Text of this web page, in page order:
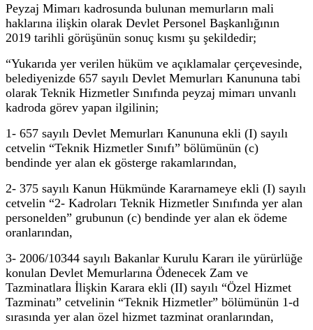
Peyzaj Mimarı kadrosunda bulunan memurların mali
haklarına ilişkin olarak Devlet Personel Başkanlığının
2019 tarihli görüşünün sonuç kısmı şu şekildedir;
“Yukarıda yer verilen hüküm ve açıklamalar çerçevesinde,
belediyenizde 657 sayılı Devlet Memurları Kanununa tabi
olarak Teknik Hizmetler Sınıfında peyzaj mimarı unvanlı
kadroda görev yapan ilgilinin;
1- 657 sayılı Devlet Memurları Kanununa ekli (I) sayılı
cetvelin “Teknik Hizmetler Sınıfı” bölümünün (c)
bendinde yer alan ek gösterge rakamlarından,
2- 375 sayılı Kanun Hükmünde Kararnameye ekli (I) sayılı
cetvelin “2- Kadroları Teknik Hizmetler Sınıfında yer alan
personelden” grubunun (c) bendinde yer alan ek ödeme
oranlarından,
3- 2006/10344 sayılı Bakanlar Kurulu Kararı ile yürürlüğe
konulan Devlet Memurlarına Ödenecek Zam ve
Tazminatlara İlişkin Karara ekli (II) sayılı “Özel Hizmet
Tazminatı” cetvelinin “Teknik Hizmetler” bölümünün 1-d
sırasında yer alan özel hizmet tazminat oranlarından,